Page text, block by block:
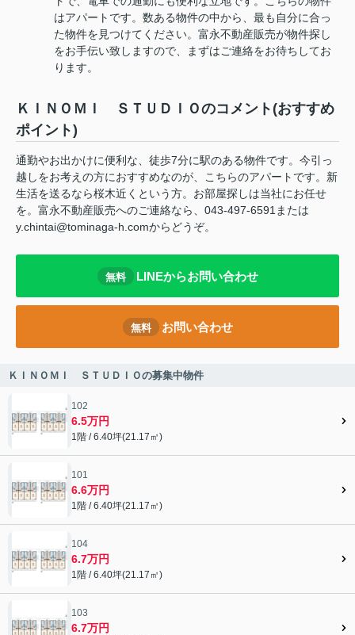
はアパートです。数ある物件の中から、最も自分に合っ
た物件を見つけてください。富永不動産販売が物件探し
をお手伝い致しますので、まずはご連絡をお待ちしてお
ります。
ＫＩＮＯＭＩ ＳＴＵＤＩＯのコメント(おすすめ
ポイント)
通勤やお出かけに便利な、徒歩7分に駅のある物件です。今引っ
越しをお考えの方におすすめなのが、こちらのアパートです。新
生活を送るなら桜木近くという方。お部屋探しは当社にお任せ
を。富永不動産販売へのご連絡なら、043-497-6591または
y.chintai@tominaga-h.comからどうぞ。
無料 LINEからお問い合わせ
無料 お問い合わせ
ＫＩＮＯＭＩ ＳＴＵＤＩＯの募集中物件
102
6.5万円
1階 / 6.40坪(21.17㎡)
101
6.6万円
1階 / 6.40坪(21.17㎡)
104
6.7万円
1階 / 6.40坪(21.17㎡)
103
6.7万円